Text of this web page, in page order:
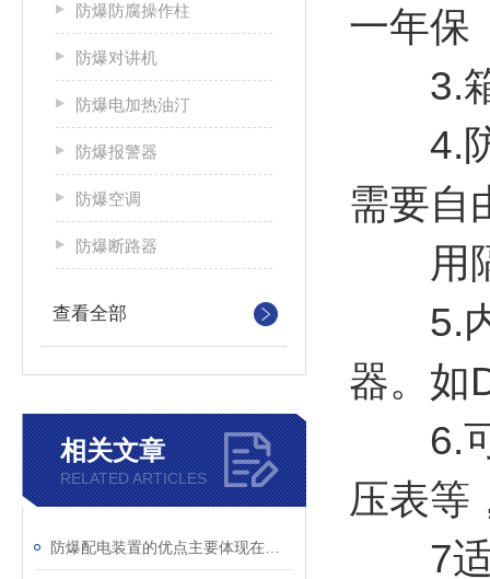
防爆防腐操作柱
防爆对讲机
防爆电加热油汀
防爆报警器
防爆空调
防爆断路器
查看全部
相关文章
RELATED ARTICLES
一年保
3.箱
4.防
需要自
用隔
5.内
器。如
6.可
压表等
7适